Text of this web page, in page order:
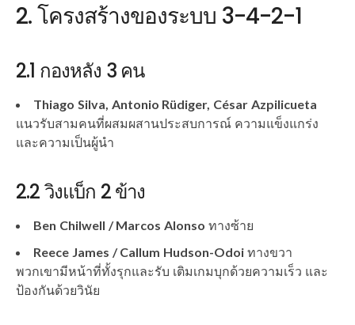
2. โครงสร้างของระบบ 3-4-2-1
2.1 กองหลัง 3 คน
Thiago Silva, Antonio Rüdiger, César Azpilicueta
แนวรับสามคนที่ผสมผสานประสบการณ์ ความแข็งแกร่ง
และความเป็นผู้นำ
2.2 วิงแบ็ก 2 ข้าง
Ben Chilwell / Marcos Alonso ทางซ้าย
Reece James / Callum Hudson-Odoi ทางขวา
พวกเขามีหน้าที่ทั้งรุกและรับ เติมเกมบุกด้วยความเร็ว และ
ป้องกันด้วยวินัย